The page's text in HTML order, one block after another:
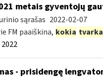
metais gyventojų
sąrašas 2022-02-07
FM paaiškina, kokia tvarka
2022
- prisidengę